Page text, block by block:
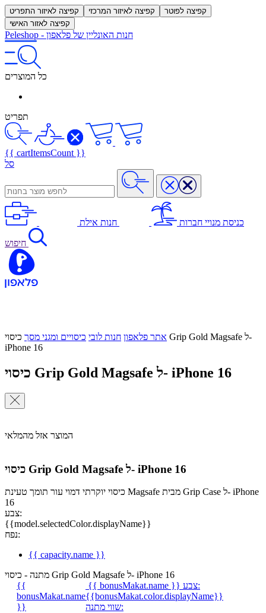
קפיצה לאיזור התפריט קפיצה לאיזור המרכזי
קפיצה לפוטר
קפיצה לאזור האישי
Peleshop - חנות האונליין של פלאפון
כל המוצרים
תפריט
{{ cartItemsCount }}
סל
כניסת מנויי חברות חנות אילת
חיפוש
אתר פלאפון חנות לובי כיסויים ומגני מסך כיסוי Grip Gold Magsafe ל-
iPhone 16
כיסוי Grip Gold Magsafe ל- iPhone 16
המוצר אזל מהמלאי
כיסוי Grip Gold Magsafe ל- iPhone 16
כיסוי יוקרתי דמוי עור תומך טעינת Magsafe מבית Grip Case ל- iPhone
16
צבע:
{{model.selectedColor.displayName}}
נפח:
{{ capacity.name }}
מתנה - כיסוי Grip Gold Magsafe ל- iPhone 16
{{
bonusMakat.name
}}
{{ bonusMakat.name }}
צבע:
{{bonusMakat.color.displayName}}
שווי מתנה: